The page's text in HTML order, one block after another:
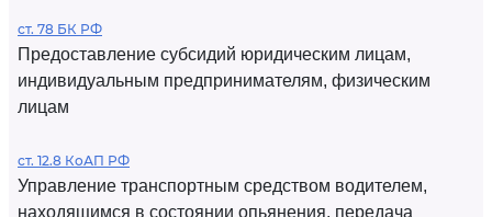
ст. 78 БК РФ
Предоставление субсидий юридическим лицам,
индивидуальным предпринимателям, физическим
лицам
ст. 12.8 КоАП РФ
Управление транспортным средством водителем,
находящимся в состоянии опьянения, передача